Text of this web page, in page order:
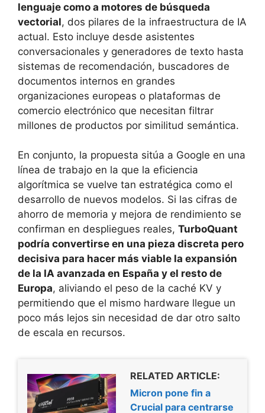
lenguaje como a motores de búsqueda
vectorial, dos pilares de la infraestructura de IA
actual. Esto incluye desde asistentes
conversacionales y generadores de texto hasta
sistemas de recomendación, buscadores de
documentos internos en grandes
organizaciones europeas o plataformas de
comercio electrónico que necesitan filtrar
millones de productos por similitud semántica.
En conjunto, la propuesta sitúa a Google en una
línea de trabajo en la que la eficiencia
algorítmica se vuelve tan estratégica como el
desarrollo de nuevos modelos. Si las cifras de
ahorro de memoria y mejora de rendimiento se
confirman en despliegues reales, TurboQuant
podría convertirse en una pieza discreta pero
decisiva para hacer más viable la expansión
de la IA avanzada en España y el resto de
Europa, aliviando el peso de la caché KV y
permitiendo que el mismo hardware llegue un
poco más lejos sin necesidad de dar otro salto
de escala en recursos.
RELATED ARTICLE:
Micron pone fin a
Crucial para centrarse